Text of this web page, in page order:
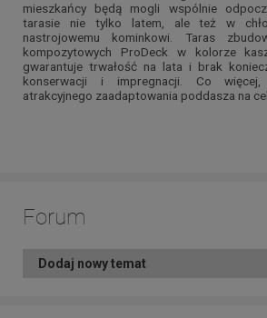
mieszkańcy będą mogli wspólnie
tarasie nie tylko latem, ale też w
nastrojowemu kominkowi. Taras
kompozytowych ProDeck w kolorze
gwarantuje trwałość na lata i brak
konserwacji i impregnacji. Co
atrakcyjnego zaadaptowania poddasza na
Forum
Dodaj nowy temat